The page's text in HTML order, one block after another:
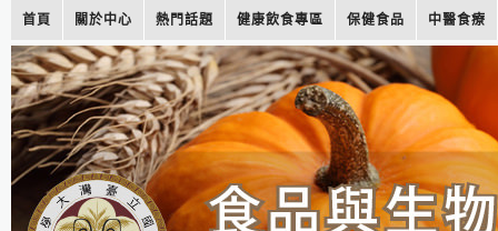
首頁 關於中心 熱門話題 健康飲食專區 保健食品 中醫食療